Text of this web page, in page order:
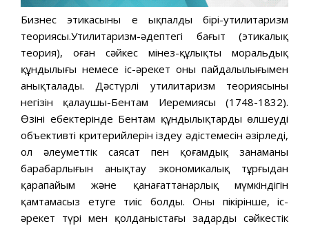
Бизнес этикасының ең ықпалды бірі-утилитаризм
теориясы.Утилитаризм-әдептегі бағыт (этикалық
теория), оған сәйкес мінез-құлықтың моральдық
құндылығы немесе іс-әрекет оның пайдалылығымен
анықталады. Дәстүрлі утилитаризм теориясының
негізін қалаушы-Бентам Иеремиясы (1748-1832).
Өзінің еңбектерінде Бентам құндылықтарды өлшеудің
объективті критерийлерін іздеу әдістемесін әзірледі,
ол әлеуметтік саясат пен қоғамдық заңнаманың
барабарлығын анықтау экономикалық тұрғыдан
қарапайым және қанағаттанарлық мүмкіндігін
қамтамасыз етуге тиіс болды. Оның пікірінше, іс-
әрекет түрі мен қолданыстағы заңдардың сәйкестік